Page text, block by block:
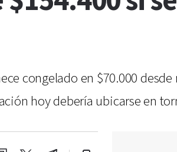
congelado en $70.000 desde
hoy debería ubicarse en